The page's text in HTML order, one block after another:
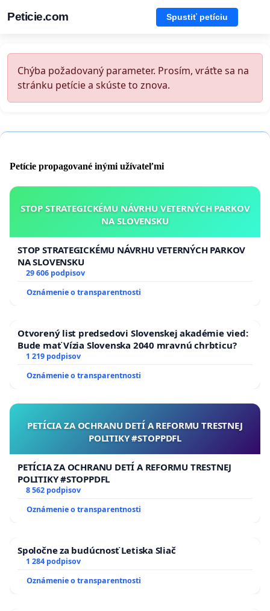
Peticie.com Spustiť petíciu
Chýba požadovaný parameter. Prosím, vráťte sa na
stránku petície a skúste to znova.
Petície propagované inými užívateľmi
STOP STRATEGICKÉMU NÁVRHU VETERNÝCH PARKOV
NA SLOVENSKU
STOP STRATEGICKÉMU NÁVRHU VETERNÝCH PARKOV
NA SLOVENSKU
29 606 podpisov
Oznámenie o transparentnosti
Otvorený list predsedovi Slovenskej akadémie vied:
Bude mať Vízia Slovenska 2040 mravnú chrbticu?
1 219 podpisov
Oznámenie o transparentnosti
PETÍCIA ZA OCHRANU DETÍ A REFORMU TRESTNEJ
POLITIKY #STOPPDFL
PETÍCIA ZA OCHRANU DETÍ A REFORMU TRESTNEJ
POLITIKY #STOPPDFL
8 562 podpisov
Oznámenie o transparentnosti
Spoločne za budúcnosť Letiska Sliač
1 284 podpisov
Oznámenie o transparentnosti